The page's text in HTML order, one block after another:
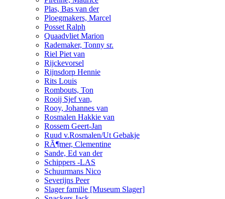
Plas, Bas van der
Ploegmakers, Marcel
Posset Ralph
Quaadvliet Marion
Rademaker, Tonny sr.
Riel Piet van
Rijckevorsel
Rijnsdorp Hennie
Rits Louis
Rombouts, Ton
Rooij Sjef van,
Rooy, Johannes van
Rosmalen Hakkie van
Rossem Geert-Jan
Ruud v.Rosmalen/Ut Gebakje
RÃ¶mer, Clementine
Sande, Ed van der
Schippers -LAS
Schuurmans Nico
Severijns Peer
Slager familie [Museum Slager]